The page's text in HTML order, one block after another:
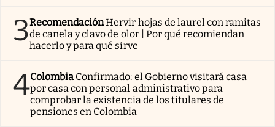
3RecomendaciónHervir hojas de laurel con ramitas
de canela y clavo de olor | Por qué recomiendan
hacerlo y para qué sirve
4Colombia Confirmado: el Gobierno visitará casa
por casa con personal administrativo para
comprobar la existencia de los titulares de
pensiones en Colombia